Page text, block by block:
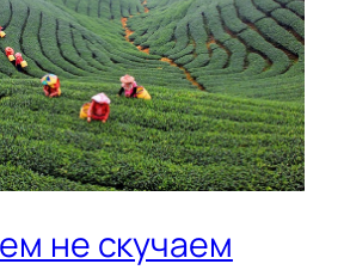
не скучаем